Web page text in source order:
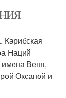
Карибская
Наций
имена Веня,
Оксаной и